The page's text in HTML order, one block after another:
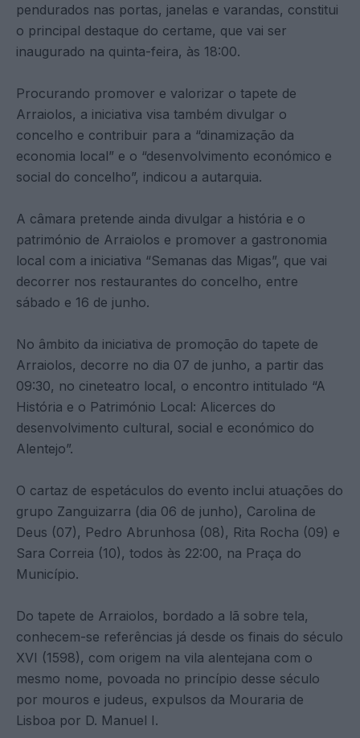
pendurados nas portas, janelas e varandas, constitui
o principal destaque do certame, que vai ser
inaugurado na quinta-feira, às 18:00.
Procurando promover e valorizar o tapete de
Arraiolos, a iniciativa visa também divulgar o
concelho e contribuir para a “dinamização da
economia local” e o “desenvolvimento económico e
social do concelho”, indicou a autarquia.
A câmara pretende ainda divulgar a história e o
património de Arraiolos e promover a gastronomia
local com a iniciativa “Semanas das Migas”, que vai
decorrer nos restaurantes do concelho, entre
sábado e 16 de junho.
No âmbito da iniciativa de promoção do tapete de
Arraiolos, decorre no dia 07 de junho, a partir das
09:30, no cineteatro local, o encontro intitulado “A
História e o Património Local: Alicerces do
desenvolvimento cultural, social e económico do
Alentejo”.
O cartaz de espetáculos do evento inclui atuações do
grupo Zanguizarra (dia 06 de junho), Carolina de
Deus (07), Pedro Abrunhosa (08), Rita Rocha (09) e
Sara Correia (10), todos às 22:00, na Praça do
Município.
Do tapete de Arraiolos, bordado a lã sobre tela,
conhecem-se referências já desde os finais do século
XVI (1598), com origem na vila alentejana com o
mesmo nome, povoada no princípio desse século
por mouros e judeus, expulsos da Mouraria de
Lisboa por D. Manuel I.